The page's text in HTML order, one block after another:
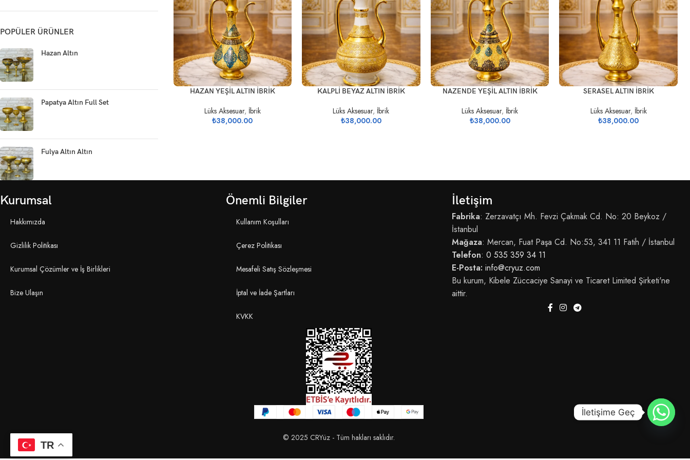
POPÜLER ÜRÜNLER
Hazan Altın
Papatya Altın Full Set
Fulya Altın Altın
SEPETE EKLE
HAZAN YEŞİL ALTIN İBRİK
Lüks Aksesuar, İbrik
₺38,000.00
SEPETE EKLE
KALPLİ BEYAZ ALTIN İBRİK
Lüks Aksesuar, İbrik
₺38,000.00
SEPETE EKLE
NAZENDE YEŞİL ALTIN İBRİK
Lüks Aksesuar, İbrik
₺38,000.00
SEPETE EKLESERASEL ALTIN İBRİK
Lüks Aksesuar, İbrik
₺38,000.00
Kurumsal Önemli Bilgiler İletişim
Hakkımızda
Gizlilik Politikası
Kurumsal Çözümler ve İş Birlikleri
Bize Ulaşın
Kullanım Koşulları
Çerez Politikası
Mesafeli Satış Sözleşmesi
İptal ve İade Şartları
KVKK
Fabrika: Zerzavatçı Mh. Fevzi Çakmak Cd. No: 20 Beykoz /
İstanbul
Mağaza: Mercan, Fuat Paşa Cd. No:53, 341 11 Fatih / İstanbul
Telefon: 0 535 359 34 11
E-Posta: info@cryuz.com
Bu kurum, Kibele Züccaciye Sanayi ve Ticaret Limited Şirketi'ne
aittir.
© 2025 CRYüz - Tüm hakları saklıdır.
TR
İletişime Geç